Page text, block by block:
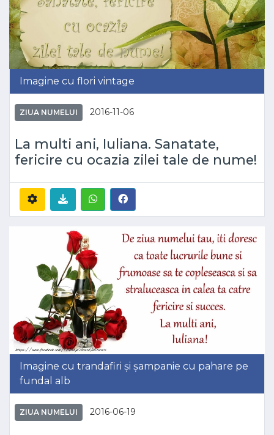
Imagine cu flori vintage
ZIUA NUMELUI 2016-11-06
La multi ani, Iuliana. Sanatate,
fericire cu ocazia zilei tale de nume!
Imagine cu trandafiri și șampanie cu pahare pe
fundal alb
ZIUA NUMELUI 2016-06-19